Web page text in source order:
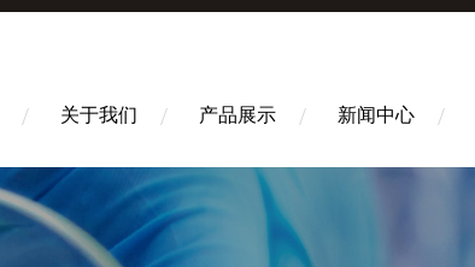
关于我们 产品展示 新闻中心